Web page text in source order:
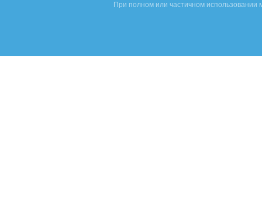
При полном или частичном использовании